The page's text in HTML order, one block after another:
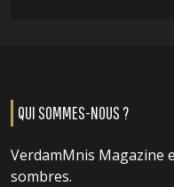
QUI SOMMES-NOUS ?
VerdamMnis Magazine
sombres.